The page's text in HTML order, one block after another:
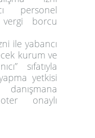
personel
vergi borcu
ile yabancı
kurum ve
sıfatıyla
yetkisi
onaylı